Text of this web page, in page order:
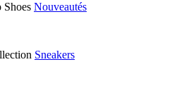
Nouveautés
Sneakers